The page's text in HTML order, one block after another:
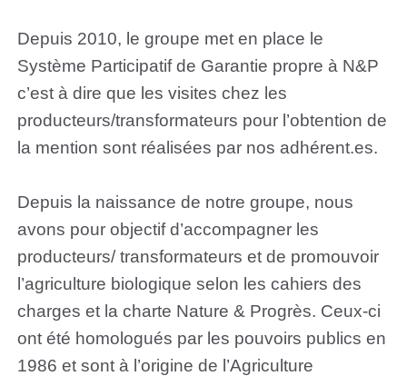
Depuis 2010, le groupe met en place le
Système Participatif de Garantie propre à N&P
c’est à dire que les visites chez les
producteurs/transformateurs pour l’obtention de
la mention sont réalisées par nos adhérent.es.
Depuis la naissance de notre groupe, nous
avons pour objectif d’accompagner les
producteurs/ transformateurs et de promouvoir
l’agriculture biologique selon les cahiers des
charges et la charte Nature & Progrès. Ceux-ci
ont été homologués par les pouvoirs publics en
1986 et sont à l’origine de l’Agriculture